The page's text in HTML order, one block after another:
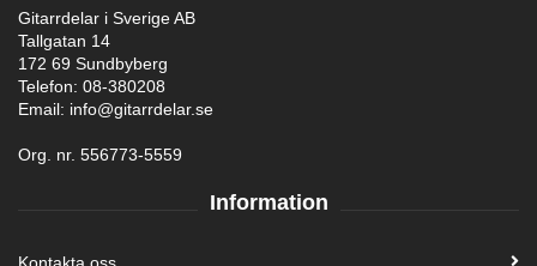
Gitarrdelar i Sverige AB
Tallgatan 14
172 69 Sundbyberg
Telefon: 08-380208
Email: info@gitarrdelar.se
Org. nr. 556773-5559
Information